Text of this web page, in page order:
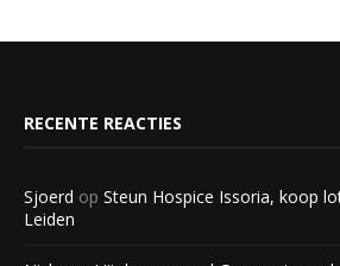
RECENTE REACTIES
Sjoerd op Steun Hospice Issoria, koop
Leiden